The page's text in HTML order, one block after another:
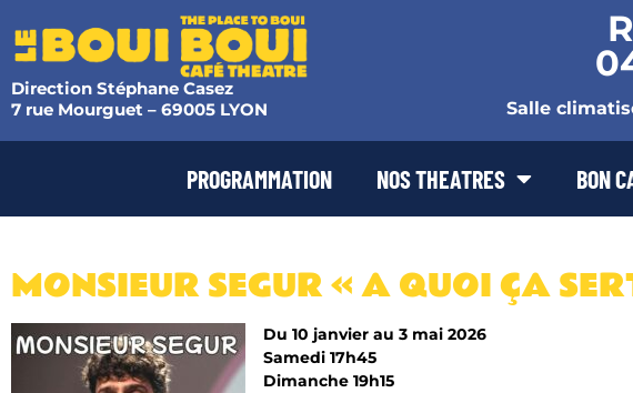
Direction Stéphane Casez
7 rue Mourguet – 69005 LYON
Salle
PROGRAMMATION NOS THEATRES BON
MONSIEUR SEGUR « A QUOI ÇA
Du 10 janvier au 3 mai 2026
Samedi 17h45
Dimanche 19h15